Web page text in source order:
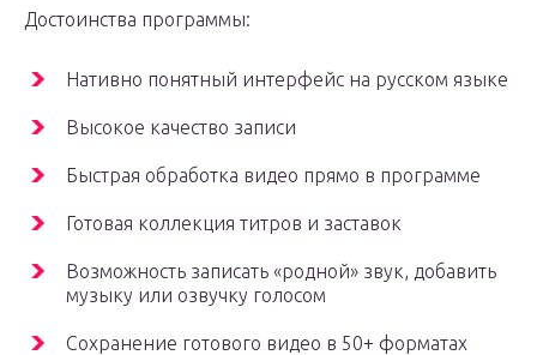
Достоинства программы:
Нативно понятный интерфейс на русском языке
Высокое качество записи
Быстрая обработка видео прямо в программе
Готовая коллекция титров и заставок
Возможность записать «родной» звук, добавить
музыку или озвучку голосом
Сохранение готового видео в 50+ форматах